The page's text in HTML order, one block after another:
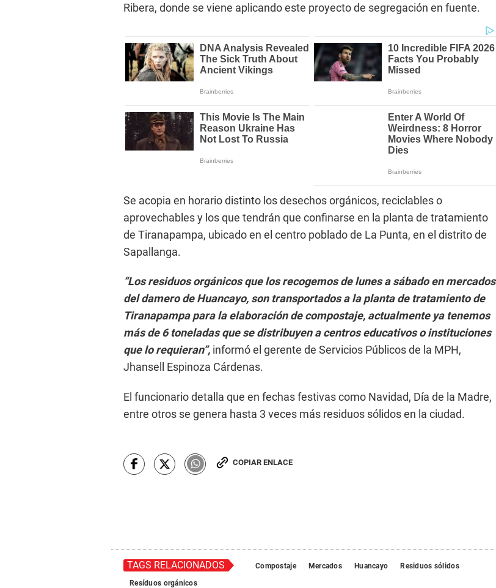
Ribera, donde se viene aplicando este proyecto de segregación en fuente.
Se acopia en horario distinto los desechos orgánicos, reciclables o
aprovechables y los que tendrán que confinarse en la planta de tratamiento
de Tiranapampa, ubicado en el centro poblado de La Punta, en el distrito de
Sapallanga.
“Los residuos orgánicos que los recogemos de lunes a sábado en mercados
del damero de Huancayo, son transportados a la planta de tratamiento de
Tiranapampa para la elaboración de compostaje, actualmente ya tenemos
más de 6 toneladas que se distribuyen a centros educativos o instituciones
que lo requieran”, informó el gerente de Servicios Públicos de la MPH,
Jhansell Espinoza Cárdenas.
El funcionario detalla que en fechas festivas como Navidad, Día de la Madre,
entre otros se genera hasta 3 veces más residuos sólidos en la ciudad.
COPIAR ENLACE
TAGS RELACIONADOS Compostaje Mercados Huancayo
Residuos sólidos
Resíduos orgánicos